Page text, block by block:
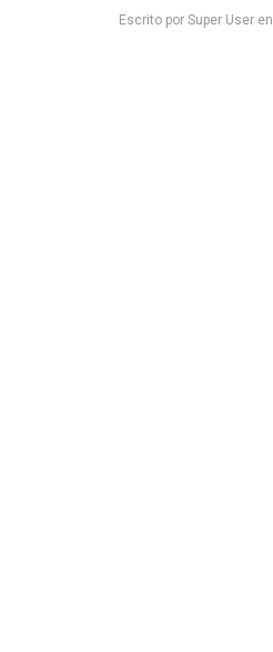
Escrito por Super User en